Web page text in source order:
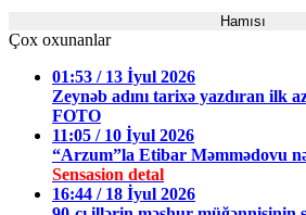
Hamısı
Çox oxunanlar
01:53 / 13 İyul 2026
Zeynəb adını tarixə yazdıran ilk
FOTO
11:05 / 10 İyul 2026
“Arzum”la Etibar Məmmədovu
Sensasion detal
16:44 / 18 İyul 2026